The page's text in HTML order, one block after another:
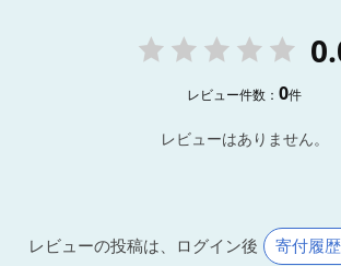
レビュー件数：0件
レビューはありません。
レビューの投稿は、ログイン後 寄付履歴